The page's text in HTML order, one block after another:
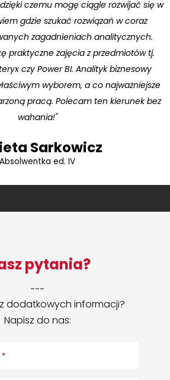
czemu mogę ciągle rozwijać się w
gdzie szukać rozwiązań w coraz
zagadnieniach analitycznych.
praktyczne zajęcia z przedmiotów tj.
czy Power BI. Analityk biznesowy
wyborem, a co najważniejsze
pracą. Polecam ten kierunek bez
wahania!"
Sarkowicz
Absolwentka ed. IV
pytania?
dodatkowych informacji?
Napisz do nas: